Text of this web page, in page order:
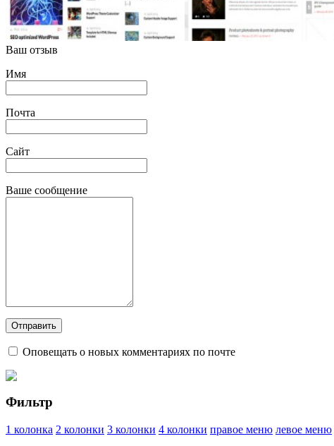
Ваш отзыв
Имя
Почта
Сайт
Ваше сообщение
Оповещать о новых комментариях по почте
Фильтр
1 колонка 2 колонки 3 колонки 4 колонки правое меню левое меню